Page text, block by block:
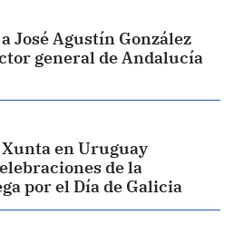
José Agustín González
general de Andalucía
Xunta en Uruguay
de la
por el Día de Galicia